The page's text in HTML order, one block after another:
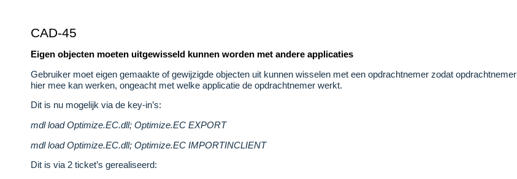
CAD-45
Eigen objecten moeten uitgewisseld kunnen worden met andere applicaties
Gebruiker moet eigen gemaakte of gewijzigde objecten uit kunnen wisselen met een opdrachtnemer zodat opdrachtnemer
hier mee kan werken, ongeacht met welke applicatie de opdrachtnemer werkt.
Dit is nu mogelijk via de key-in’s:
mdl load Optimize.EC.dll; Optimize.EC EXPORT
mdl load Optimize.EC.dll; Optimize.EC IMPORTINCLIENT
Dit is via 2 ticket’s gerealiseerd: